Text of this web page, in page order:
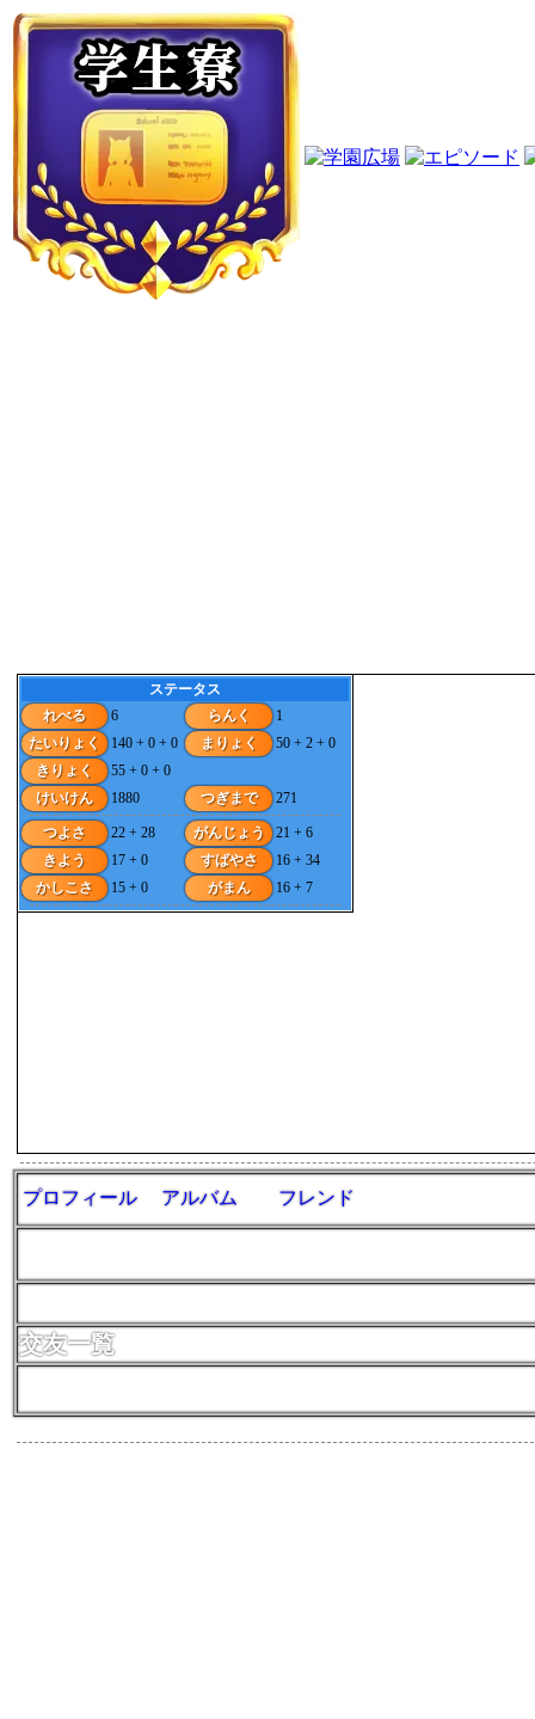
ステータス
れべる
6 らんく
1
たいりょく
140 + 0 + 0 まりょく
50 + 2 + 0
きりょく
55 + 0 + 0
けいけん
1880 つぎまで 271
つよさ 22 + 28 がんじょう
21 + 6
きよう
17 + 0 すばやさ
16 + 34
かしこさ
15 + 0 がまん 16 + 7
プロフィール アルバム フレンド
交友一覧